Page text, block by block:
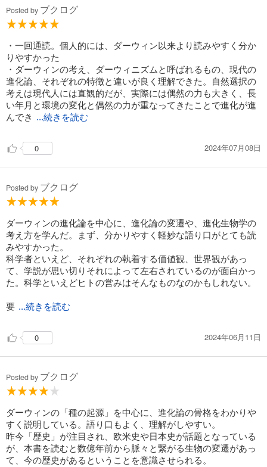
Posted by ブクログ
・一回通読。個人的には、ダーウィン以来より読みやすく分か
りやすかった
・ダーウィンの考え、ダーウィニズムと呼ばれるもの、現代の
進化論、それぞれの特徴と違いが良く理解できた。自然選択の
考えは現代人には直観的だが、実際には偶然の力も大きく、長
い年月と環境の変化と偶然の力が重なってきたことで進化が進
んでき
...続きを読む
0 2024年07月08日
Posted by ブクログ
ダーウィンの進化論を中心に、進化論の変遷や、進化生物学の
考え方を学んだ。まず、分かりやすく軽妙な語り口がとても読
みやすかった。
科学者といえど、それぞれの執着する価値観、世界観があっ
て、学説が思い切りそれによって左右されているのが面白かっ
た。科学といえどヒトの営みはそんなものなのかもしれない。
要 ...続きを読む
0 2024年06月11日
Posted by ブクログ
ダーウィンの「種の起源」を中心に、進化論の骨格をわかりや
すく説明している。語り口もよく、理解がしやすい。
昨今「歴史」が注目され、欧米史や日本史が話題となっている
が、本書を読むと数億年前から脈々と繋がる生物の変遷があっ
て、今の歴史があるということを意識させられる。